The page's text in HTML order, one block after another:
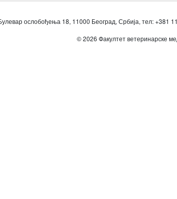
ослобођења 18, 11000 Београд, Србија, тел: +381
© 2026 Факултет ветеринарске